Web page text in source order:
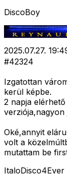
DiscoBoy
2025.07.27.
#42324
Izgatottan
kerül képbe.
2 napja
verziója,nagyon
Oké,annyit
volt a
mutattam be
ItaloDisco4Ever